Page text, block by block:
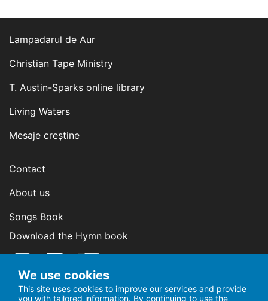
Lampadarul de Aur
Christian Tape Ministry
T. Austin-Sparks online library
Living Waters
Mesaje creștine
Contact
About us
Songs Book
Download the Hymn book
We use cookies
This site uses cookies to improve our services and provide
you with tailored information. By continuing to use the